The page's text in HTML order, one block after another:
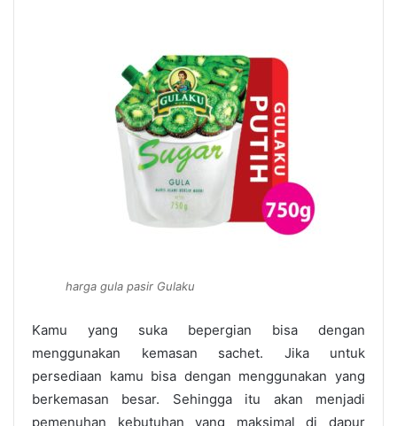
harga gula pasir Gulaku
Kamu yang suka bepergian bisa dengan
menggunakan kemasan sachet. Jika untuk
persediaan kamu bisa dengan menggunakan yang
berkemasan besar. Sehingga itu akan menjadi
pemenuhan kebutuhan yang maksimal di dapur